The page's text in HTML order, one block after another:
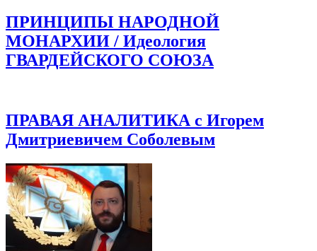
ПРИНЦИПЫ НАРОДНОЙ
МОНАРХИИ / Идеология
ГВАРДЕЙСКОГО СОЮЗА
ПРАВАЯ АНАЛИТИКА с Игорем
Дмитриевичем Соболевым